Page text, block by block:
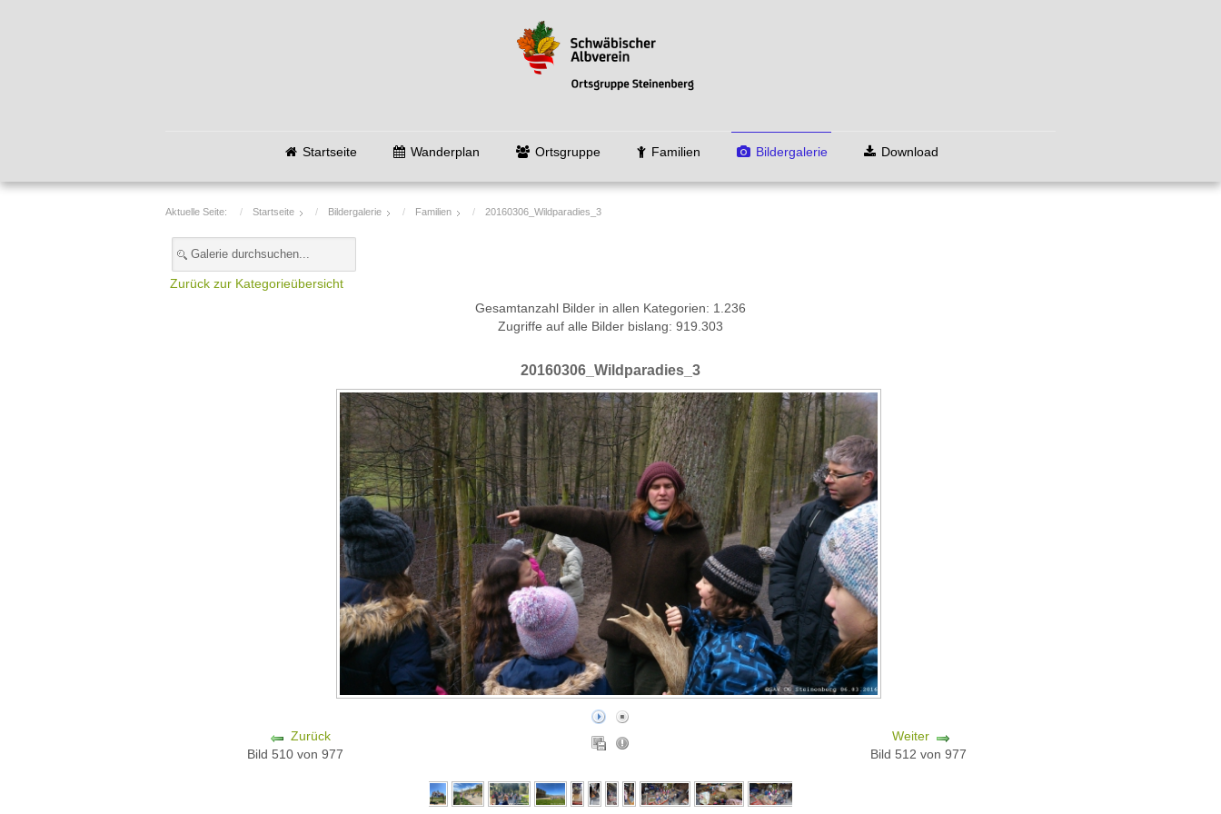
Startseite Wanderplan Ortsgruppe Familien Bildergalerie Download
Aktuelle Seite: Startseite Bildergalerie Familien 20160306_Wildparadies_3
Zurück zur Kategorieübersicht
Gesamtanzahl Bilder in allen Kategorien: 1.236
Zugriffe auf alle Bilder bislang: 919.303
20160306_Wildparadies_3
Zurück
Bild 510 von 977
Weiter
Bild 512 von 977